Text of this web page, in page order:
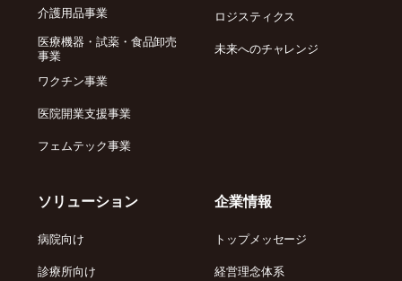
介護用品事業
医療機器・試薬・食品卸売
事業
ワクチン事業
医院開業支援事業
フェムテック事業
ロジスティクス
未来へのチャレンジ
ソリューション
病院向け
診療所向け
企業情報
トップメッセージ
経営理念体系